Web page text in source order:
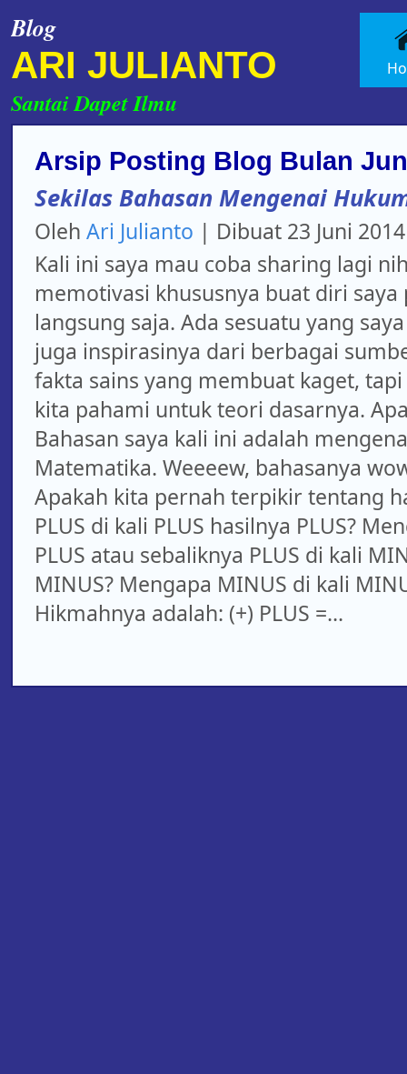
Blog
ARI JULIANTO
Santai Dapet Ilmu
Arsip Posting Blog Bulan
Sekilas Bahasan Mengenai
Oleh Ari Julianto | Dibuat 23 Juni
Kali ini saya mau coba sharing lagi
memotivasi khususnya buat diri
langsung saja. Ada sesuatu yang
juga inspirasinya dari berbagai
fakta sains yang membuat kaget,
kita pahami untuk teori dasarnya.
Bahasan saya kali ini adalah
Matematika. Weeeew, bahasanya
Apakah kita pernah terpikir tentang
PLUS di kali PLUS hasilnya PLUS?
PLUS atau sebaliknya PLUS di kali
MINUS? Mengapa MINUS di kali
Hikmahnya adalah: (+) PLUS =...